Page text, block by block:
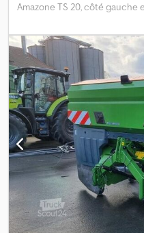
Amazone TS 20, côté gauche